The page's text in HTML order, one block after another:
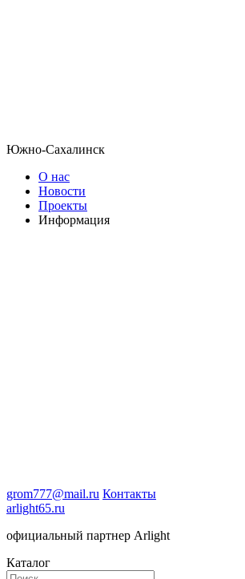
Южно-Сахалинск
О нас
Новости
Проекты
Информация
grom777@mail.ru Контакты
arlight65.ru
официальный партнер Arlight
Каталог